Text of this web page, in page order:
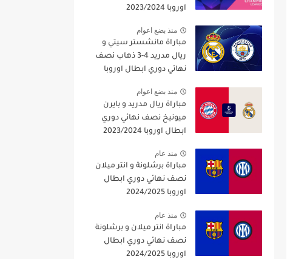
اوروبا 2023/2024
منذ بضع اعوام
مباراة مانشستر سيتي و
ريال مدريد 4-3 ذهاب نصف
نهائي دوري ابطال اوروبا
منذ بضع اعوام
مباراة ريال مدريد و بايرن
ميونيخ نصف نهائي دوري
ابطال اوروبا 2023/2024
منذ عام
مباراة برشلونة و انتر ميلان
نصف نهائي دوري ابطال
اوروبا 2024/2025
منذ عام
مباراة انتر ميلان و برشلونة
نصف نهائي دوري ابطال
اوروبا 2024/2025